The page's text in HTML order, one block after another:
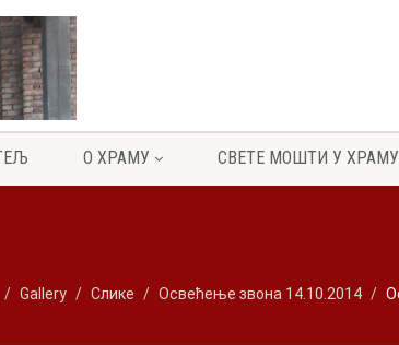
О ХРАМУ СВЕТЕ МОШТИ У ХРАМУ
Gallery Слике Освећење звона 14.10.2014